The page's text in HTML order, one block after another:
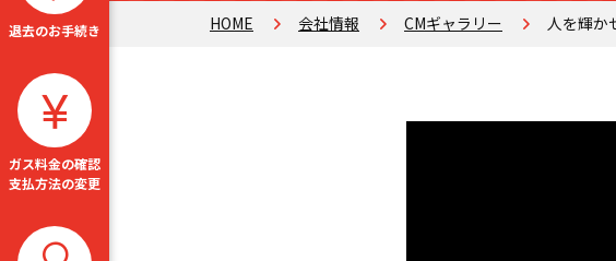
退去のお手続き
ガス料金の確認
支払方法の変更
HOME 会社情報 CMギャラリー 人を輝か